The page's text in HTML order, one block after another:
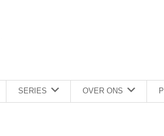
SERIES OVER ONS